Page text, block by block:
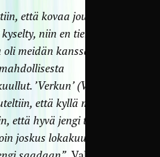
että kovaa joukkuetta
niin en tiennyt
meidän kanssa tulossa.
’Verkun’ (Verneri
että kyllä me tänne
että hyvä jengi tulee
joskus lokakuussa